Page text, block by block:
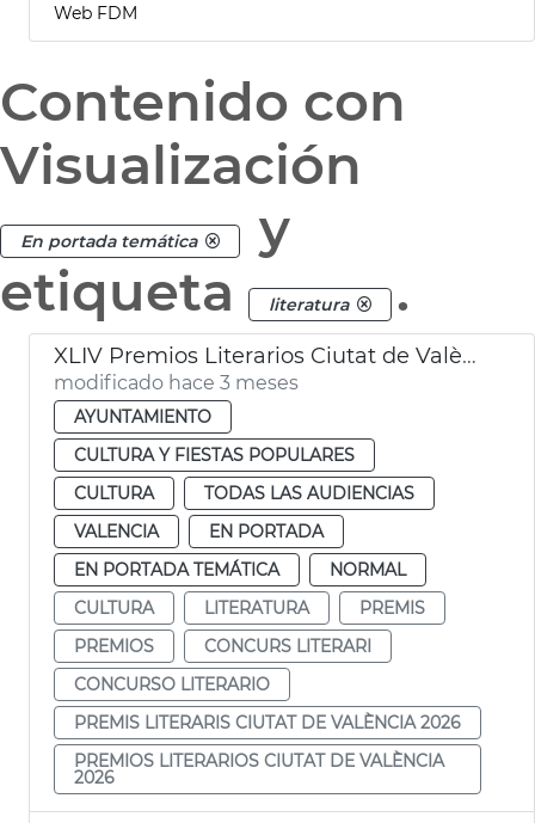
Web FDM
Contenido con
Visualización
En portada temática
y
etiqueta
literatura .
XLIV Premios Literarios Ciutat de València 2026
modificado hace 3 meses
AYUNTAMIENTO
CULTURA Y FIESTAS POPULARES
CULTURA
TODAS LAS AUDIENCIAS
VALENCIA
EN PORTADA
EN PORTADA TEMÁTICA
NORMAL
CULTURA
LITERATURA
PREMIS
PREMIOS
CONCURS LITERARI
CONCURSO LITERARIO
PREMIS LITERARIS CIUTAT DE VALÈNCIA 2026
PREMIOS LITERARIOS CIUTAT DE VALÈNCIA
2026